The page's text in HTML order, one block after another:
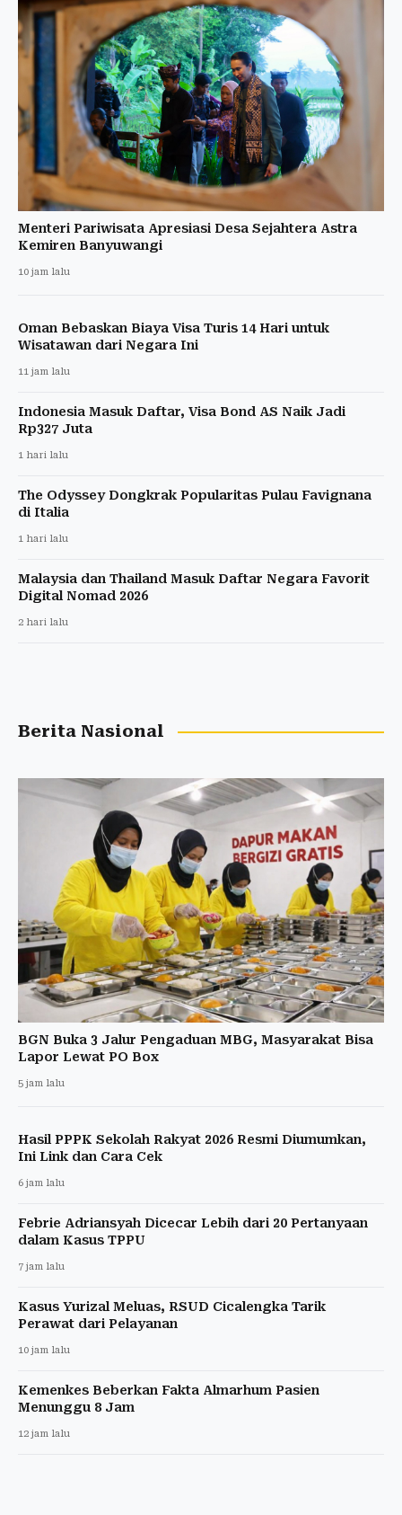
Menteri Pariwisata Apresiasi Desa Sejahtera Astra
Kemiren Banyuwangi
10 jam lalu
Oman Bebaskan Biaya Visa Turis 14 Hari untuk
Wisatawan dari Negara Ini
11 jam lalu
Indonesia Masuk Daftar, Visa Bond AS Naik Jadi
Rp327 Juta
1 hari lalu
The Odyssey Dongkrak Popularitas Pulau Favignana
di Italia
1 hari lalu
Malaysia dan Thailand Masuk Daftar Negara Favorit
Digital Nomad 2026
2 hari lalu
Berita Nasional
BGN Buka 3 Jalur Pengaduan MBG, Masyarakat Bisa
Lapor Lewat PO Box
5 jam lalu
Hasil PPPK Sekolah Rakyat 2026 Resmi Diumumkan,
Ini Link dan Cara Cek
6 jam lalu
Febrie Adriansyah Dicecar Lebih dari 20 Pertanyaan
dalam Kasus TPPU
7 jam lalu
Kasus Yurizal Meluas, RSUD Cicalengka Tarik
Perawat dari Pelayanan
10 jam lalu
Kemenkes Beberkan Fakta Almarhum Pasien
Menunggu 8 Jam
12 jam lalu